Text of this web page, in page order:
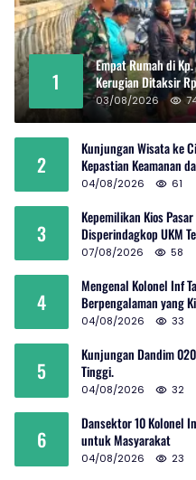
1
Empat Rumah di
Kerugian Ditaksir
03/08/2026
2
Kunjungan Wisata ke
Kepastian Keamanan
04/08/2026 61
3
Kepemilikan Kios
Disperindagkop UKM
07/08/2026 58
4
Mengenal Kolonel Inf
Berpengalaman yang
04/08/2026 33
5
Kunjungan Dandim
Tinggi.
04/08/2026 32
6
Dansektor 10 Kolonel
untuk Masyarakat
04/08/2026 23